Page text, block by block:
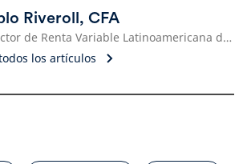
Riveroll, CFA
Director de Renta Variable Latinoamericana de Schroders
los artículos